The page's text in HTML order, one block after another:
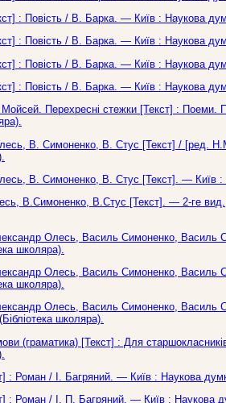
: Повість / В. Барка. — Київ : Наукова
: Повість / В. Барка. — Київ : Наукова
: Повість / В. Барка. — Київ : Наукова
: Повість / В. Барка. — Київ : Наукова
Мойсей. Перехресні стежки [Текст] :
В. Симоненко, В. Стус [Текст] / [ред.
В. Симоненко, В. Стус [Текст]. — Київ
В.Симоненко, В.Стус [Текст]. — 2-ге
Олесь, Василь Симоненко,
школяра).
Олесь, Василь Симоненко,
школяра).
Олесь, Василь Симоненко,
школяра).
(граматика) [Текст] : Для
: Роман / І. Багряний. — Київ : Наукова
: Роман / І. П. Багряний. — Київ : Наукова